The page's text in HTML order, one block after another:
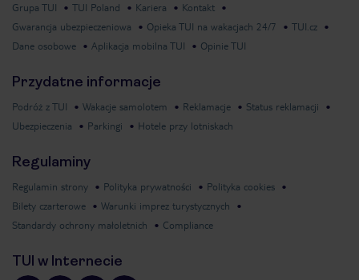
Grupa TUI TUI Poland Kariera
Kontakt
Gwarancja ubezpieczeniowa
Opieka TUI na wakacjach 24/7
TUI.cz
Dane osobowe
Aplikacja mobilna TUI Opinie TUI
Przydatne informacje
Podróż z TUI Wakacje samolotem Reklamacje
Status reklamacji
Ubezpieczenia
Parkingi Hotele przy lotniskach
Regulaminy
Regulamin strony Polityka prywatności
Polityka cookies
Bilety czarterowe
Warunki imprez turystycznych
Standardy ochrony małoletnich
Compliance
TUI w Internecie